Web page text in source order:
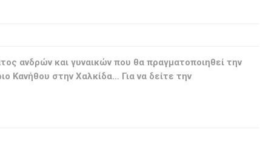
ανδρών και γυναικών που θα πραγματοποιηθεί την
Κανήθου στην Χαλκίδα… Για να δείτε την